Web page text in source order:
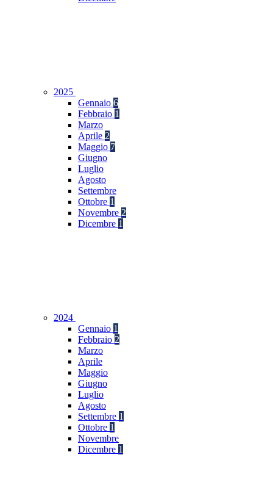
2025
Gennaio 6
Febbraio 1
Marzo
Aprile 2
Maggio 7
Giugno
Luglio
Agosto
Settembre
Ottobre 1
Novembre 2
Dicembre 1
2024
Gennaio 1
Febbraio 2
Marzo
Aprile
Maggio
Giugno
Luglio
Agosto
Settembre 1
Ottobre 1
Novembre
Dicembre 1